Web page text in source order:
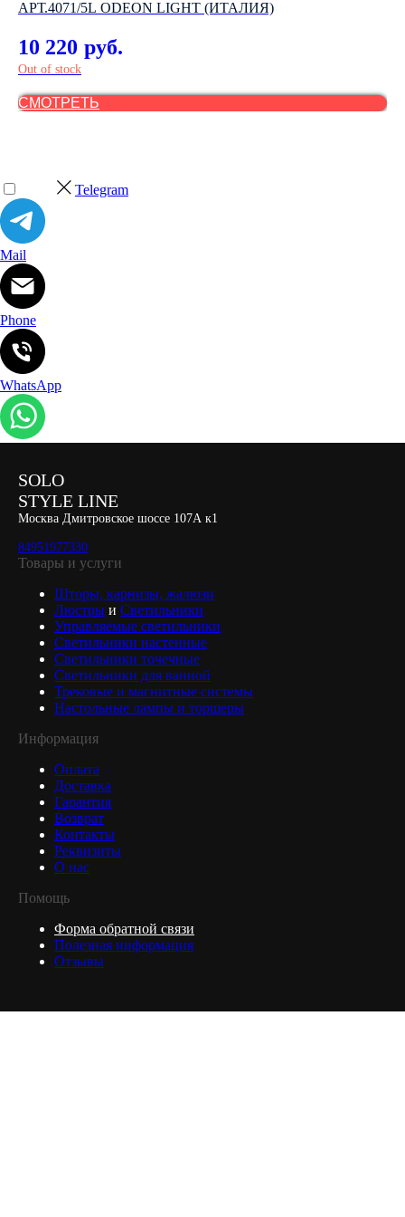
АРТ.4071/5L ODEON LIGHT (ИТАЛИЯ)
10 220 руб.
Out of stock
СМОТРЕТЬ
Telegram
Mail
Phone
WhatsApp
SOLO
STYLE LINE
Москва Дмитровское шоссе 107А к1
84951977330
Товары и услуги
Шторы, карнизы, жалюзи
Люстры и Светильники
Управляемые светильники
Светильники настенные
Светильники точечные
Светильники для ванной
Трековые и магнитные системы
Настольные лампы и торшеры
Информация
Оплата
Доставка
Гарантия
Возврат
Контакты
Реквизиты
О нас
Помощь
Форма обратной связи
Полезная информация
Отзывы